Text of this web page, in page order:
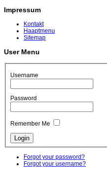
Impressum
Kontakt
Haaptmenu
Sitemap
User Menu
Username
Password
Remember Me
Forgot your password?
Forgot your username?